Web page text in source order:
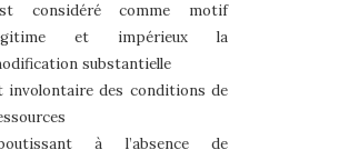
considéré comme
motif
et impérieux
la
substantielle
involontaire des conditions de
à l’absence de